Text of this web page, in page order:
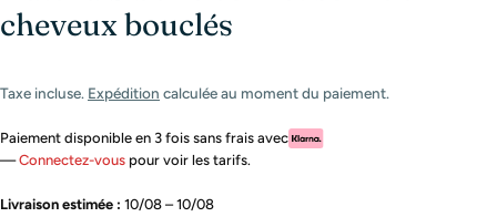
cheveux bouclés
Taxe incluse. Expédition calculée au moment du paiement.
Paiement disponible en 3 fois sans frais avec
—Connectez-vous pour voir les tarifs.
Livraison estimée : 10/08 – 10/08